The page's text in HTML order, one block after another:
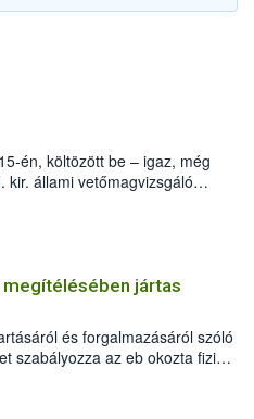
én, költözött be – igaz, még
kir. állami vetőmagvizsgáló
alatti, Czigler Győző által
jártas
és forgalmazásáról szóló
szabályozza az eb okozta fizikai
felmerülő
veszélyes eb tartását és annak